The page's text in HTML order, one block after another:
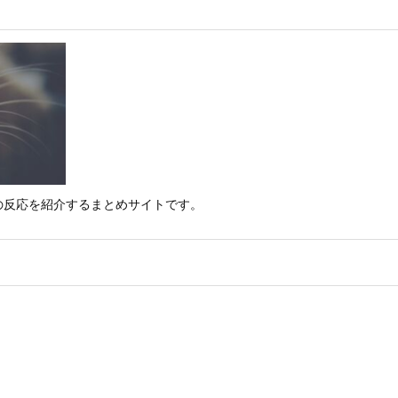
応を紹介するまとめサイトです。